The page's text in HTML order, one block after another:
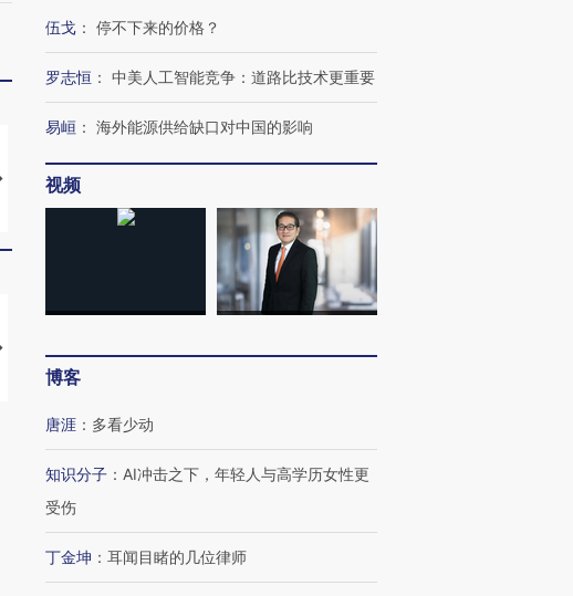
马航飞行员跨国走私7万
粒摇头丸 尿检体内含3种
要防空导弹“救急”
13人遇难
【推广】走进第四届链博
会，让数智科技“链”接产
伍戈 ： 停不下来的价格？
罗志恒 ： 中美人工智能竞争：道路比技术更重要
易峘 ： 海外能源供给缺口对中国的影响
视频
博客
唐涯 ： 多看少动
知识分子 ： AI冲击之下，年轻人与高学历女性更
受伤
丁金坤 ： 耳闻目睹的几位律师